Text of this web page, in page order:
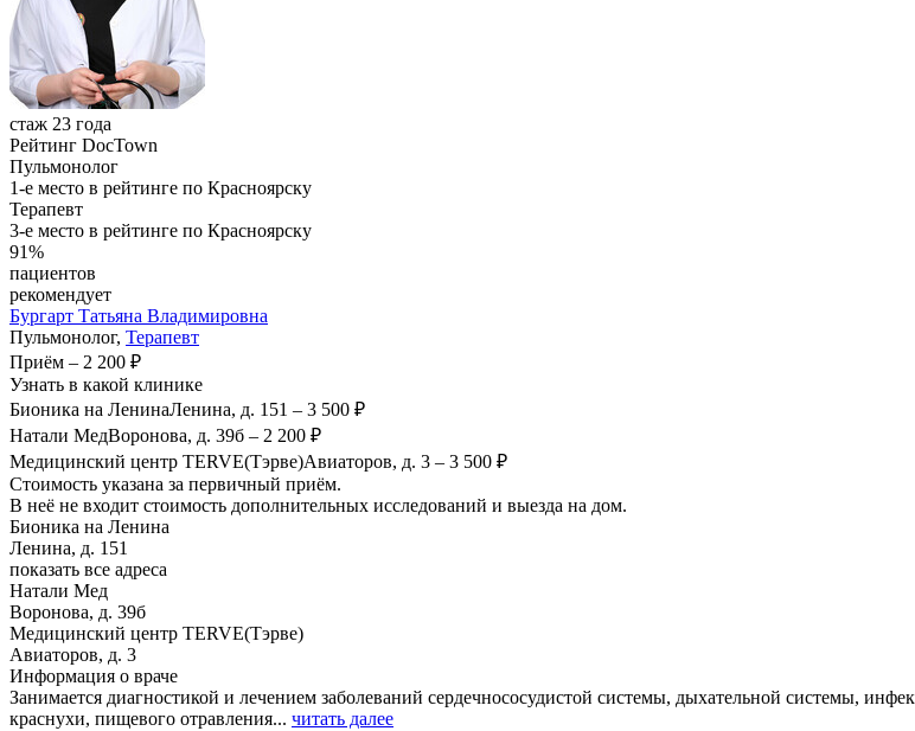
стаж 23 года
Рейтинг DocTown
Пульмонолог
1-е место в рейтинге по Красноярску
Терапевт
3-е место в рейтинге по Красноярску
91%
пациентов
рекомендует
Бургарт Татьяна Владимировна
Пульмонолог, Терапевт
Приём – 2 200 ₽
Узнать в какой клинике
Бионика на ЛенинаЛенина, д. 151 – 3 500 ₽
Натали МедВоронова, д. 39б – 2 200 ₽
Медицинский центр TERVE(Тэрве)Авиаторов, д. 3 – 3 500 ₽
Стоимость указана за первичный приём.
В неё не входит стоимость дополнительных исследований и выезда на дом.
Бионика на Ленина
Ленина, д. 151
показать все адреса
Натали Мед
Воронова, д. 39б
Медицинский центр TERVE(Тэрве)
Авиаторов, д. 3
Информация о враче
Занимается диагностикой и лечением заболеваний сердечнососудистой системы, дыхательной системы,
краснухи, пищевого отравления... читать далее